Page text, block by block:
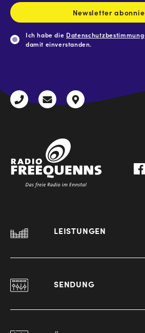
Newsletter
Ich habe die
damit einverstanden.
+43
radio@freequenns.at
Kulturhausstraße
LEISTUNGEN
SENDUNG